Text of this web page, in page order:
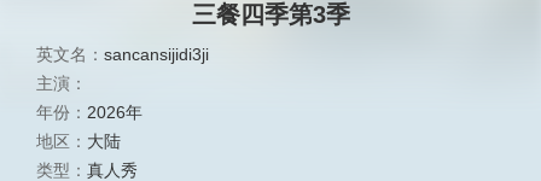
三餐四季第3季
英文名： sancansijidi3ji
主演：
年份： 2026年
地区： 大陆
类型： 真人秀